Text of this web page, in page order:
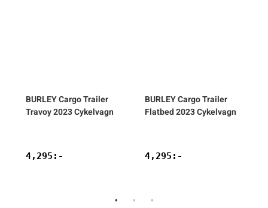
BURLEYCargo Trailer
Travoy 2023 Cykelvagn
4,295 :-
BURLEYCargo Trailer
Flatbed 2023 Cykelvagn
4,295 :-